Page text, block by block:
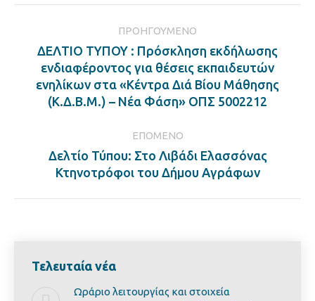
ΠΡΟΗΓΟΎΜΕΝΟ
Previous
post:
ΔΕΛΤΙΟ ΤΥΠΟΥ : Πρόσκληση εκδήλωσης
ενδιαφέροντος για θέσεις εκπαιδευτών
ενηλίκων στα «Κέντρα Διά Βίου Μάθησης
(Κ.Δ.Β.Μ.) – Νέα Φάση» ΟΠΣ 5002212
ΕΠΌΜΕΝΟ
Next
post:
Δελτίο Τύπου: Στο Λιβάδι Ελασσόνας
Κτηνοτρόφοι του Δήμου Αγράφων
Τελευταία νέα
Ωράριο λειτουργίας και στοιχεία